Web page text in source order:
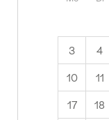
3 4
10 11
17 18